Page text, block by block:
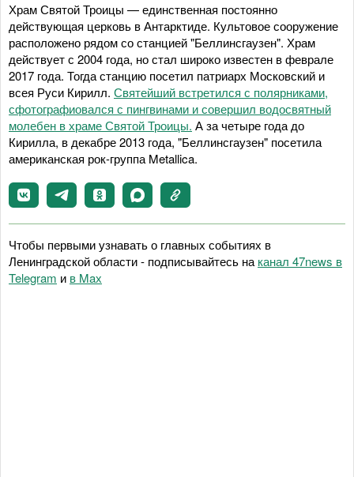
Храм Святой Троицы — единственная постоянно
действующая церковь в Антарктиде. Культовое сооружение
расположено рядом со станцией "Беллинсгаузен". Храм
действует с 2004 года, но стал широко известен в феврале
2017 года. Тогда станцию посетил патриарх Московский и
всея Руси Кирилл. Святейший встретился с полярниками,
сфотографиовался с пингвинами и совершил водосвятный
молебен в храме Святой Троицы. А за четыре года до
Кирилла, в декабре 2013 года, "Беллинсгаузен" посетила
американская рок-группа Metallica.
Чтобы первыми узнавать о главных событиях в
Ленинградской области - подписывайтесь на канал 47news в
Telegram и в Maх